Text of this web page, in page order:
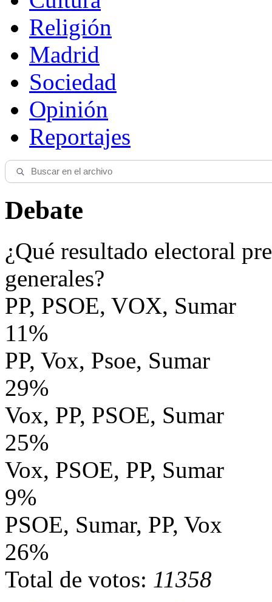
Religión
Madrid
Sociedad
Opinión
Reportajes
Debate
¿Qué resultado electoral
generales?
PP, PSOE, VOX, Sumar
11%
PP, Vox, Psoe, Sumar
29%
Vox, PP, PSOE, Sumar
25%
Vox, PSOE, PP, Sumar
9%
PSOE, Sumar, PP, Vox
26%
Total de votos: 11358